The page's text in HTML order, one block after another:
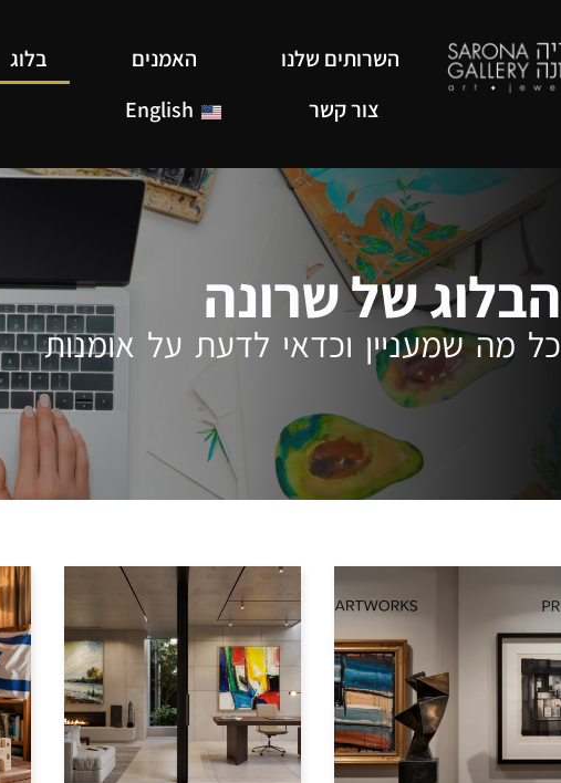
השרותים שלנו האמנים
בלוג
צור קשר
English
הבלוג של שרונה
כל מה שמעניין וכדאי לדעת על אומנות